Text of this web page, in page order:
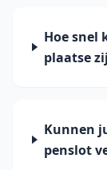
Hoe snel
plaatse
Kunnen
penslot